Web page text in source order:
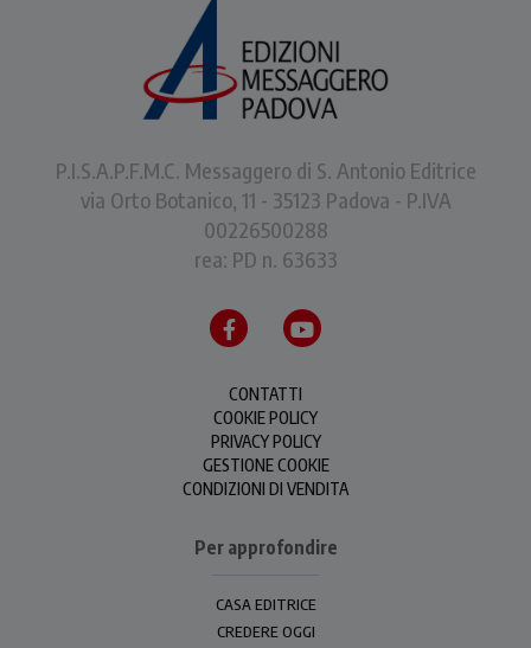
P.I.S.A.P.F.M.C. Messaggero di S. Antonio Editrice
via Orto Botanico, 11 - 35123 Padova - P.IVA
00226500288
rea: PD n. 63633
CONTATTI
COOKIE POLICY
PRIVACY POLICY
GESTIONE COOKIE
CONDIZIONI DI VENDITA
Per approfondire
CASA EDITRICE
CREDERE OGGI